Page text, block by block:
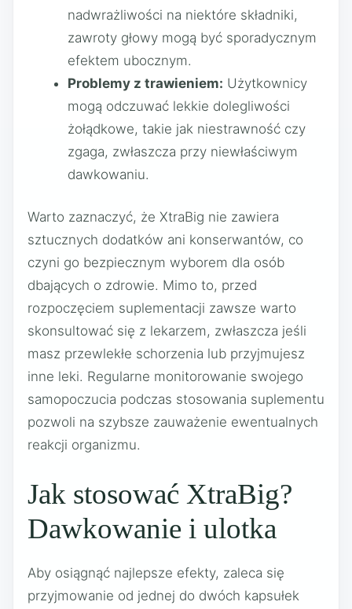
nadwrażliwości na niektóre składniki,
zawroty głowy mogą być sporadycznym
efektem ubocznym.
Problemy z trawieniem: Użytkownicy
mogą odczuwać lekkie dolegliwości
żołądkowe, takie jak niestrawność czy
zgaga, zwłaszcza przy niewłaściwym
dawkowaniu.
Warto zaznaczyć, że XtraBig nie zawiera
sztucznych dodatków ani konserwantów, co
czyni go bezpiecznym wyborem dla osób
dbających o zdrowie. Mimo to, przed
rozpoczęciem suplementacji zawsze warto
skonsultować się z lekarzem, zwłaszcza jeśli
masz przewlekłe schorzenia lub przyjmujesz
inne leki. Regularne monitorowanie swojego
samopoczucia podczas stosowania suplementu
pozwoli na szybsze zauważenie ewentualnych
reakcji organizmu.
Jak stosować XtraBig?
Dawkowanie i ulotka
Aby osiągnąć najlepsze efekty, zaleca się
przyjmowanie od jednej do dwóch kapsułek